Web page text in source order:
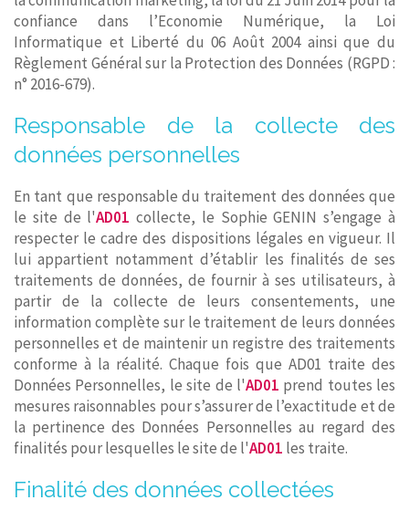
confiance dans l’Economie Numérique, la Loi
Informatique et Liberté du 06 Août 2004 ainsi que du
Règlement Général sur la Protection des Données (RGPD :
n° 2016-679).
Responsable de la collecte des
données personnelles
En tant que responsable du traitement des données que
le site de l'AD01 collecte, le Sophie GENIN s’engage à
respecter le cadre des dispositions légales en vigueur. Il
lui appartient notamment d’établir les finalités de ses
traitements de données, de fournir à ses utilisateurs, à
partir de la collecte de leurs consentements, une
information complète sur le traitement de leurs données
personnelles et de maintenir un registre des traitements
conforme à la réalité. Chaque fois que AD01 traite des
Données Personnelles, le site de l'AD01 prend toutes les
mesures raisonnables pour s’assurer de l’exactitude et de
la pertinence des Données Personnelles au regard des
finalités pour lesquelles le site de l'AD01 les traite.
Finalité des données collectées